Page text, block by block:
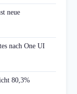
neue
nach One UI
80,3%